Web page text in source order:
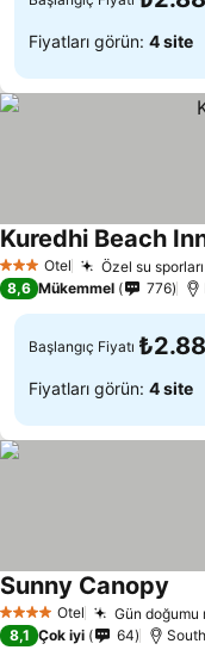
Fiyatları görün: 4 site
3 YıldızOtel Özel su
Kuredhi Beach
8,6 Mükemmel 776
Başlangıç Fiyatı
Fiyatları görün: 4 site
4 Yıldız Otel Gün doğumu
Sunny Canopy
8,1 Çok iyi 64